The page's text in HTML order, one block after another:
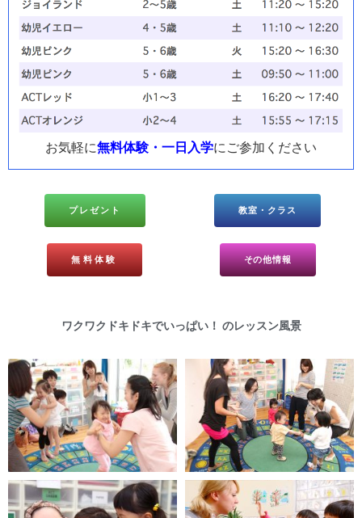
お気軽に無料体験・一日入学にご参加ください
プレゼント 教室・クラス
無料体験 その他情報
ワクワクドキドキでいっぱい！ のレッスン風景